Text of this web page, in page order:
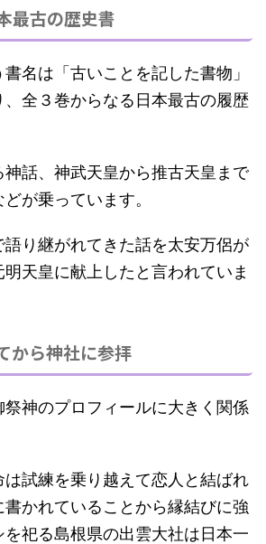
最古の歴史書
書名は「古いことを記した書物」
、全３巻からなる日本最古の履歴
神話、神武天皇から推古天皇まで
が乗っています。
り継がれてきた話を太安万侶が
天皇に献上したと言われていま
から神社に参拝
神のプロフィールに大きく関係
試練を乗り越えて恋人と結ばれ
かれていることから縁結びに強
を祀る島根県の出雲大社は日本一